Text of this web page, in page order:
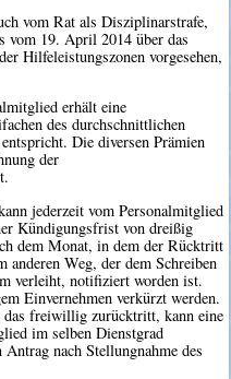
vom Rat als Disziplinarstrafe,
vom 19. April 2014 über das
Hilfeleistungszonen vorgesehen,
erhält eine
des durchschnittlichen
Die diversen Prämien
der
jederzeit vom Personalmitglied
Kündigungsfrist von dreißig
dem Monat, in dem der Rücktritt
anderen Weg, der dem Schreiben
verleiht, notifiziert worden ist.
Einvernehmen verkürzt werden.
freiwillig zurücktritt, kann eine
im selben Dienstgrad
nach Stellungnahme des